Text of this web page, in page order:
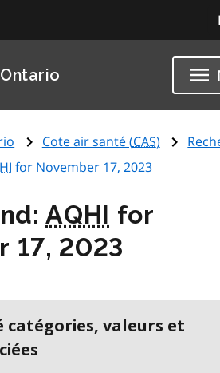
Cote air santé (CAS)
for November 17, 2023
AQHI for
17, 2023
catégories, valeurs et